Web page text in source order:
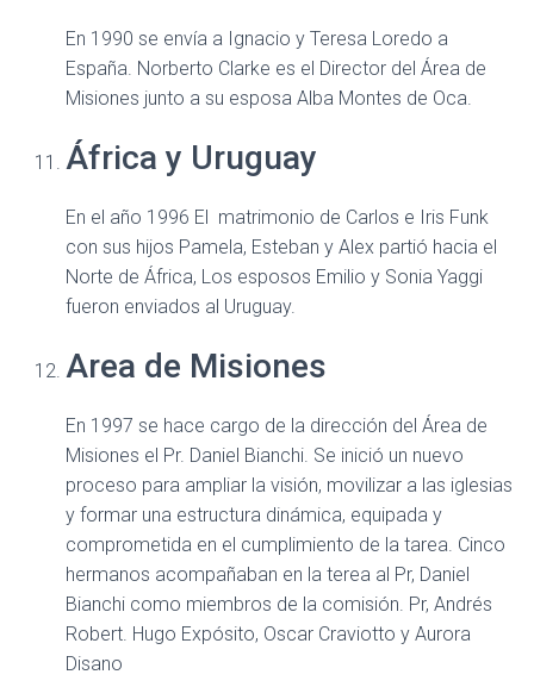
En 1990 se envía a Ignacio y Teresa Loredo a
España. Norberto Clarke es el Director del Área de
Misiones junto a su esposa Alba Montes de Oca.
África y Uruguay
En el año 1996 El matrimonio de Carlos e Iris Funk
con sus hijos Pamela, Esteban y Alex partió hacia el
Norte de África, Los esposos Emilio y Sonia Yaggi
fueron enviados al Uruguay.
Area de Misiones
En 1997 se hace cargo de la dirección del Área de
Misiones el Pr. Daniel Bianchi. Se inició un nuevo
proceso para ampliar la visión, movilizar a las iglesias
y formar una estructura dinámica, equipada y
comprometida en el cumplimiento de la tarea. Cinco
hermanos acompañaban en la terea al Pr, Daniel
Bianchi como miembros de la comisión. Pr, Andrés
Robert. Hugo Expósito, Oscar Craviotto y Aurora
Disano